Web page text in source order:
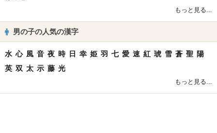
もっと見る...
男の子の人気の漢字
水 心 風 音 夜 時 日 幸 姫 羽 七 愛 速 紅 琥 雪 蒼 聖 陽
英 双 太 示 藤 光
もっと見る...